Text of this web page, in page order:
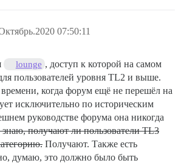
07:50:11
lounge , доступ к которой на самом
пользователей уровня TL2 и выше.
когда форум ещё не перешёл на
исключительно по историческим
руководстве форума она никогда
получают ли пользователи TL3
Получают. Также есть
думаю, это должно было быть